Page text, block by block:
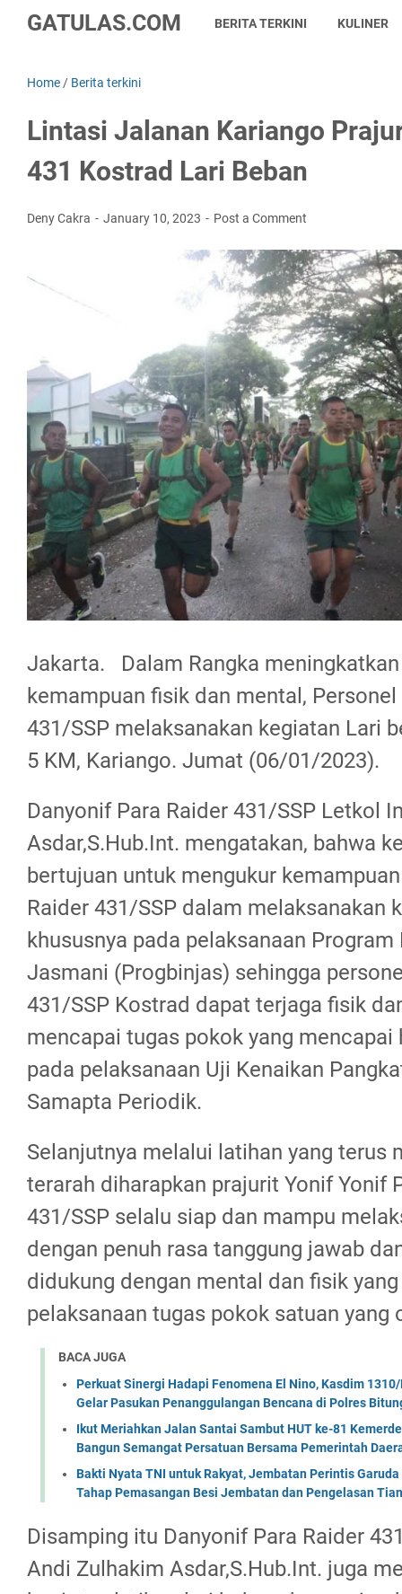
GATULAS.COM BERITA TERKINI KULINER
Home / Berita terkini
Lintasi Jalanan Kariango
431 Kostrad Lari Beban
Deny Cakra January 10, 2023 Post a Comment
Jakarta. Dalam Rangka
kemampuan fisik dan mental,
431/SSP melaksanakan kegiatan Lari
5 KM, Kariango. Jumat (06/01/2023).
Danyonif Para Raider 431/SSP Letkol
Asdar,S.Hub.Int. mengatakan, bahwa
bertujuan untuk mengukur
Raider 431/SSP dalam melaksanakan
khususnya pada pelaksanaan Program
Jasmani (Progbinjas) sehingga
431/SSP Kostrad dapat terjaga fisik
mencapai tugas pokok yang mencapai
pada pelaksanaan Uji Kenaikan
Samapta Periodik.
Selanjutnya melalui latihan yang terus
terarah diharapkan prajurit Yonif Yonif
431/SSP selalu siap dan mampu
dengan penuh rasa tanggung jawab
didukung dengan mental dan fisik
pelaksanaan tugas pokok satuan yang
BACA JUGA
Perkuat Sinergi Hadapi Fenomena El Nino, Kasdim
Gelar Pasukan Penanggulangan Bencana di Polres
Ikut Meriahkan Jalan Santai Sambut HUT ke-81
Bangun Semangat Persatuan Bersama Pemerintah
Bakti Nyata TNI untuk Rakyat, Jembatan Perintis
Tahap Pemasangan Besi Jembatan dan Pengelasan
Disamping itu Danyonif Para Raider
Andi Zulhakim Asdar,S.Hub.Int. juga